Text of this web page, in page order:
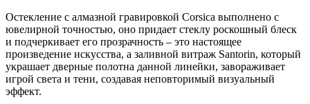
Остекление с алмазной гравировкой Corsica выполнено с
ювелирной точностью, оно придает стеклу роскошный блеск
и подчеркивает его прозрачность – это настоящее
произведение искусства, а заливной витраж Santorin, который
украшает дверные полотна данной линейки, завораживает
игрой света и тени, создавая неповторимый визуальный
эффект.